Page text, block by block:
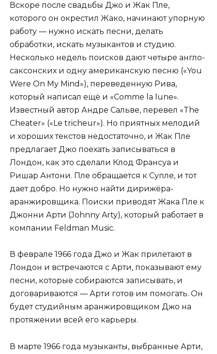
Вскоре после свадьбы Джо и Жак Пле,
которого он окрестил Жако, начинают упорную
работу — нужно искать песни, делать
обработки, искать музыкантов и студию.
Несколько недель поисков дают четыре англо-
саксонских и одну американскую песню («You
Were On My Mind»), переведенную Рива,
который написал ещё и «Comme la lune».
Известный автор Андре Сальве, перевел «The
Cheater» («Le tricheur»). Но приятных мелодий
и хороших текстов недостаточно, и Жак Пле
предлагает Джо поехать записываться в
Лондон, как это сделали Клод Франсуа и
Ришар Антони. Пле обращается к Супле, и тот
дает добро. Но нужно найти дирижёра-
аранжировщика. Поиски приводят Жака Пле к
Джонни Арти (Johnny Arty), который работает в
компании Feldman Music.
В феврале 1966 года Джо и Жак прилетают в
Лондон и встречаются с Арти, показывают ему
песни, которые собираются записывать, и
договариваются — Арти готов им помогать. Он
будет студийным аранжировщиком Джо на
протяжении всей его карьеры.
В марте 1966 года музыканты, выбранные Арти,